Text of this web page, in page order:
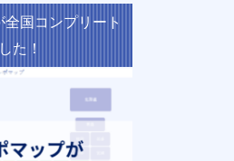
国コンプリート
た！